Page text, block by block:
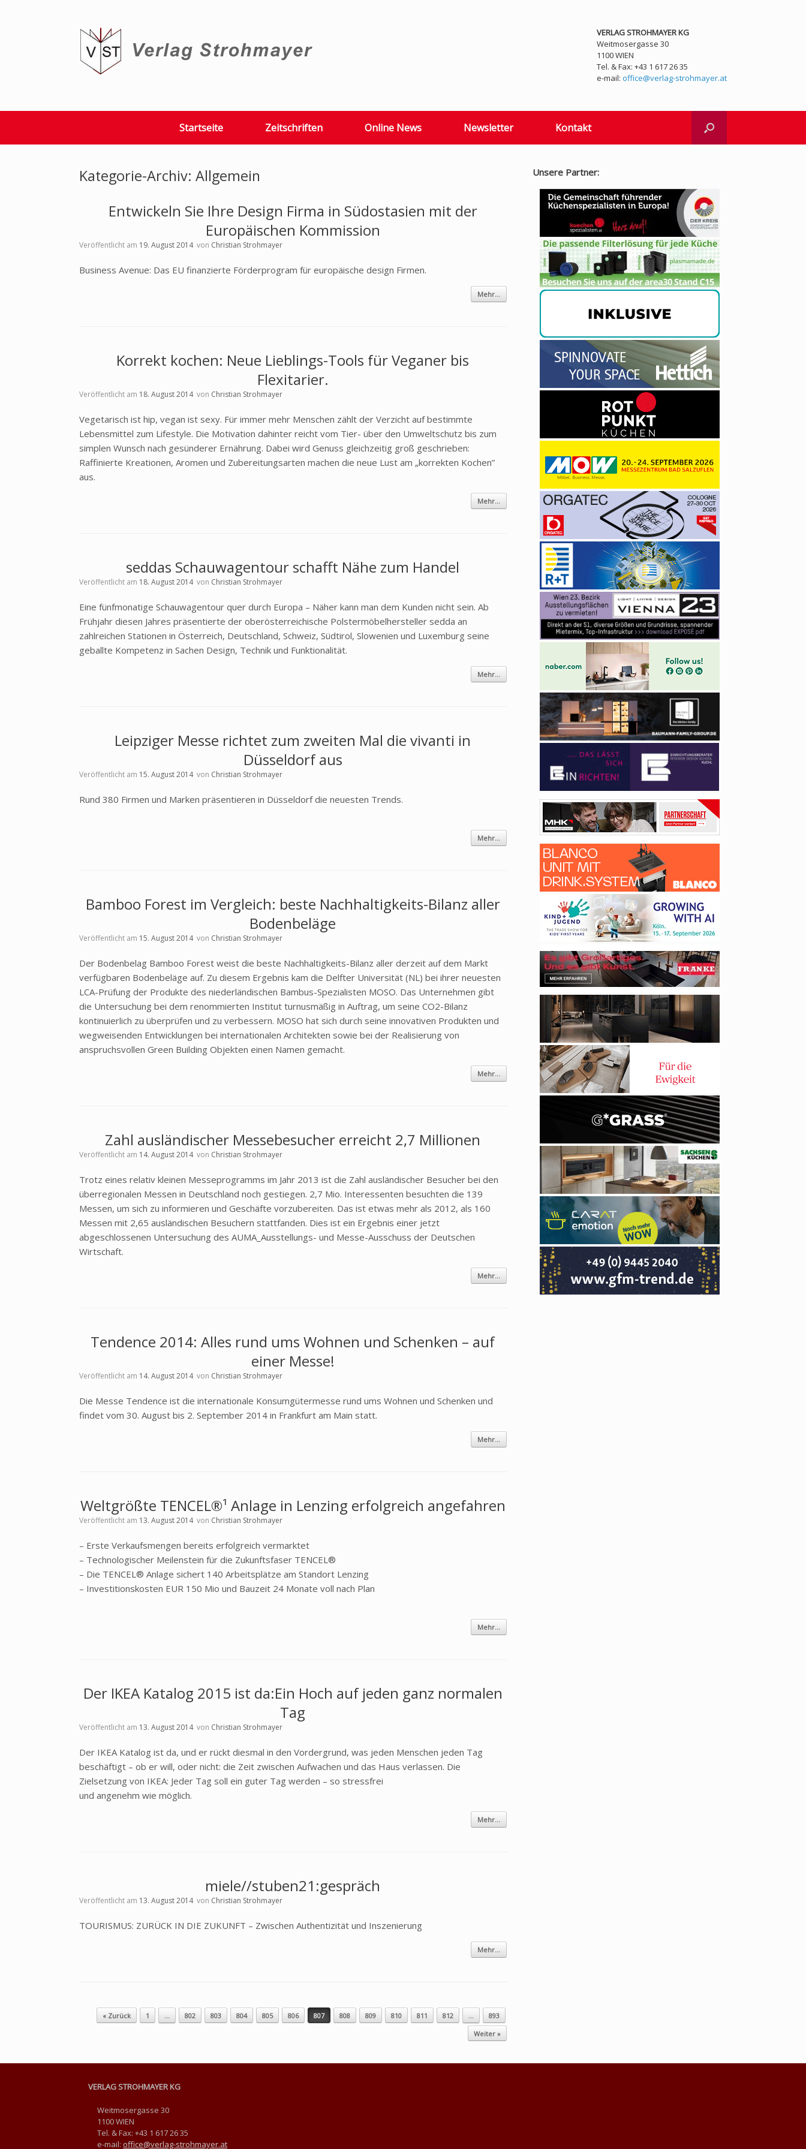
VERLAG STROHMAYER KG
Weitmosergasse 30
1100 WIEN
Tel. & Fax: +43 1 617 26 35
e-mail: office@verlag-strohmayer.at
Startseite Zeitschriften Online News Newsletter Kontakt
Kategorie-Archiv: Allgemein
Entwickeln Sie Ihre Design Firma in Südostasien mit der
Europäischen Kommission
Veröffentlicht am 19. August 2014 von Christian Strohmayer
Business Avenue: Das EU finanzierte Förderprogram für europäische design Firmen.
Mehr...
Korrekt kochen: Neue Lieblings-Tools für Veganer bis
Flexitarier.
Veröffentlicht am 18. August 2014 von Christian Strohmayer
Vegetarisch ist hip, vegan ist sexy. Für immer mehr Menschen zählt der Verzicht auf bestimmte
Lebensmittel zum Lifestyle. Die Motivation dahinter reicht vom Tier- über den Umweltschutz bis zum
simplen Wunsch nach gesünderer Ernährung. Dabei wird Genuss gleichzeitig groß geschrieben:
Raffinierte Kreationen, Aromen und Zubereitungsarten machen die neue Lust am „korrekten Kochen”
aus.
Mehr...
seddas Schauwagentour schafft Nähe zum Handel
Veröffentlicht am 18. August 2014 von Christian Strohmayer
Eine fünfmonatige Schauwagentour quer durch Europa – Näher kann man dem Kunden nicht sein. Ab
Frühjahr diesen Jahres präsentierte der oberösterreichische Polstermöbelhersteller sedda an
zahlreichen Stationen in Österreich, Deutschland, Schweiz, Südtirol, Slowenien und Luxemburg seine
geballte Kompetenz in Sachen Design, Technik und Funktionalität.
Mehr...
Leipziger Messe richtet zum zweiten Mal die vivanti in
Düsseldorf aus
Veröffentlicht am 15. August 2014 von Christian Strohmayer
Rund 380 Firmen und Marken präsentieren in Düsseldorf die neuesten Trends.
Mehr...
Bamboo Forest im Vergleich: beste Nachhaltigkeits-Bilanz aller
Bodenbeläge
Veröffentlicht am 15. August 2014 von Christian Strohmayer
Der Bodenbelag Bamboo Forest weist die beste Nachhaltigkeits-Bilanz aller derzeit auf dem Markt
verfügbaren Bodenbeläge auf. Zu diesem Ergebnis kam die Delfter Universität (NL) bei ihrer neuesten
LCA-Prüfung der Produkte des niederländischen Bambus-Spezialisten MOSO. Das Unternehmen gibt
die Untersuchung bei dem renommierten Institut turnusmäßig in Auftrag, um seine CO2-Bilanz
kontinuierlich zu überprüfen und zu verbessern. MOSO hat sich durch seine innovativen Produkten und
wegweisenden Entwicklungen bei internationalen Architekten sowie bei der Realisierung von
anspruchsvollen Green Building Objekten einen Namen gemacht.
Mehr...
Zahl ausländischer Messebesucher erreicht 2,7 Millionen
Veröffentlicht am 14. August 2014 von Christian Strohmayer
Trotz eines relativ kleinen Messeprogramms im Jahr 2013 ist die Zahl ausländischer Besucher bei den
überregionalen Messen in Deutschland noch gestiegen. 2,7 Mio. Interessenten besuchten die 139
Messen, um sich zu informieren und Geschäfte vorzubereiten. Das ist etwas mehr als 2012, als 160
Messen mit 2,65 ausländischen Besuchern stattfanden. Dies ist ein Ergebnis einer jetzt
abgeschlossenen Untersuchung des AUMA_Ausstellungs- und Messe-Ausschuss der Deutschen
Wirtschaft.
Mehr...
Tendence 2014: Alles rund ums Wohnen und Schenken – auf
einer Messe!
Veröffentlicht am 14. August 2014 von Christian Strohmayer
Die Messe Tendence ist die internationale Konsumgütermesse rund ums Wohnen und Schenken und
findet vom 30. August bis 2. September 2014 in Frankfurt am Main statt.
Mehr...
Weltgrößte TENCEL®¹ Anlage in Lenzing erfolgreich angefahren
Veröffentlicht am 13. August 2014 von Christian Strohmayer
– Erste Verkaufsmengen bereits erfolgreich vermarktet
– Technologischer Meilenstein für die Zukunftsfaser TENCEL®
– Die TENCEL® Anlage sichert 140 Arbeitsplätze am Standort Lenzing
– Investitionskosten EUR 150 Mio und Bauzeit 24 Monate voll nach Plan
Mehr...
Der IKEA Katalog 2015 ist da:Ein Hoch auf jeden ganz normalen
Tag
Veröffentlicht am 13. August 2014 von Christian Strohmayer
Der IKEA Katalog ist da, und er rückt diesmal in den Vordergrund, was jeden Menschen jeden Tag
beschäftigt – ob er will, oder nicht: die Zeit zwischen Aufwachen und das Haus verlassen. Die
Zielsetzung von IKEA: Jeder Tag soll ein guter Tag werden – so stressfrei
und angenehm wie möglich.
Mehr...
miele//stuben21:gespräch
Veröffentlicht am 13. August 2014 von Christian Strohmayer
TOURISMUS: ZURÜCK IN DIE ZUKUNFT – Zwischen Authentizität und Inszenierung
Mehr...
Beitragsnavigation
« Zurück 1 … 802 803 804 805 806 807 808 809 810 811 812 …
893
Weiter »
Unsere Partner:
VERLAG STROHMAYER KG
Weitmosergasse 30
1100 WIEN
Tel. & Fax: +43 1 617 26 35
e-mail: office@verlag-strohmayer.at